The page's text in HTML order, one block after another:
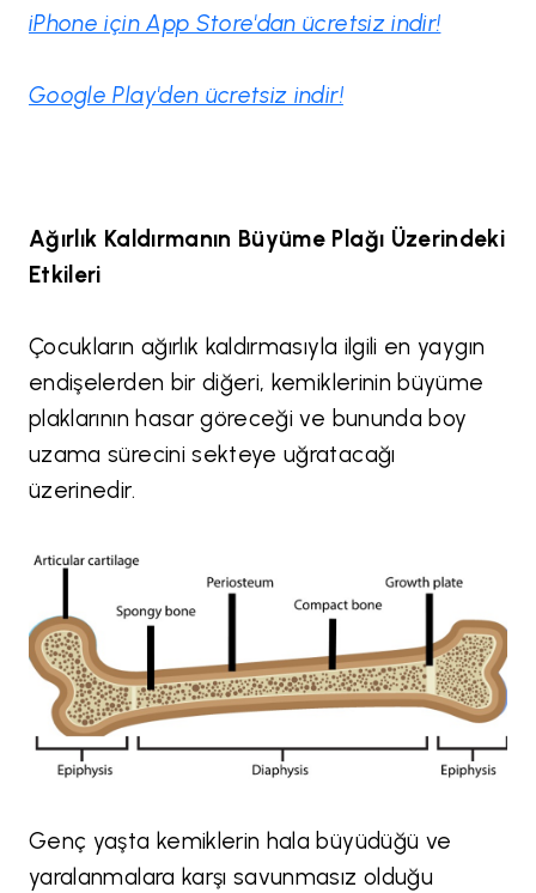
iPhone için App Store'dan ücretsiz indir!
Google Play'den ücretsiz indir!
Ağırlık Kaldırmanın Büyüme Plağı Üzerindeki
Etkileri
Çocukların ağırlık kaldırmasıyla ilgili en yaygın
endişelerden bir diğeri, kemiklerinin büyüme
plaklarının hasar göreceği ve bununda boy
uzama sürecini sekteye uğratacağı
üzerinedir.
Genç yaşta kemiklerin hala büyüdüğü ve
yaralanmalara karşı savunmasız olduğu